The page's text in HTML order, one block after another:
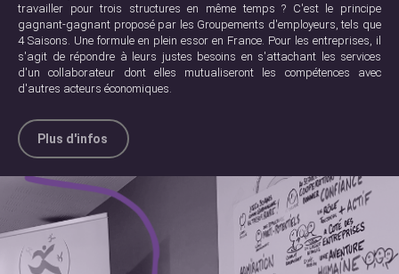
travailler pour trois structures en même temps ? C'est le principe
gagnant-gagnant proposé par les Groupements d'employeurs, tels que
4 Saisons. Une formule en plein essor en France. Pour les entreprises, il
s'agit de répondre à leurs justes besoins en s'attachant les services
d'un collaborateur dont elles mutualiseront les compétences avec
d'autres acteurs économiques.
Plus d'infos